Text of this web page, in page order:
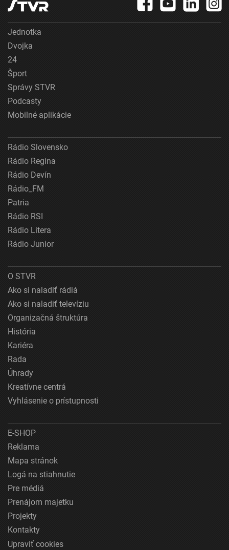
Jednotka
Dvojka
24
Šport
Správy STVR
Podcasty
Mobilné aplikácie
Rádio Slovensko
Rádio Regina
Rádio Devín
Rádio_FM
Patria
Rádio RSI
Rádio Litera
Rádio Junior
O STVR
Ako si naladiť rádiá
Ako si naladiť televíziu
Organizačná štruktúra
História
Kariéra
Rada
Úhrady
Kreatívne centrá
Vyhlásenie o prístupnosti
E-SHOP
Reklama
Mapa stránok
Logá na stiahnutie
Pre médiá
Prenájom majetku
Projekty
Kontakty
Upraviť cookies